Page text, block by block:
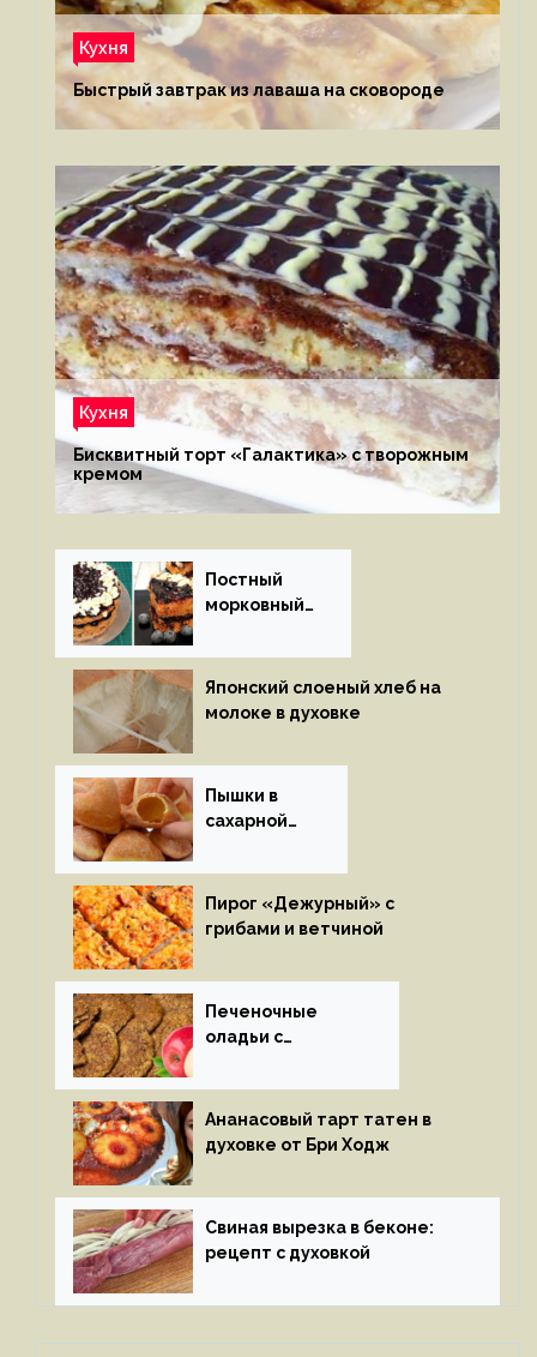
Кухня
Быстрый завтрак из лаваша на сковороде
Кухня
Бисквитный торт «Галактика» с творожным
кремом
Постный
морковный
Японский слоеный хлеб на
молоке в духовке
Пышки в
сахарной
Пирог «Дежурный» с
грибами и ветчиной
Печеночные
оладьи с
Ананасовый тарт татен в
духовке от Бри Ходж
Свиная вырезка в беконе:
рецепт с духовкой